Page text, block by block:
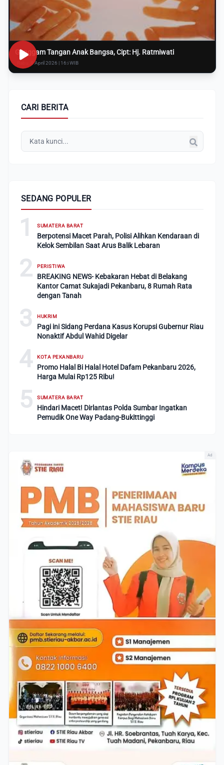
Genggam Tangan Anak Bangsa, Cipt: Hj. Ratmiwati
Rabu, 8 April 2026 | 16:i WIB
CARI BERITA
SEDANG POPULER
1 SUMATERA BARAT
Berpotensi Macet Parah, Polisi Alihkan Kendaraan di
Kelok Sembilan Saat Arus Balik Lebaran
2 PERISTIWA
BREAKING NEWS- Kebakaran Hebat di Belakang
Kantor Camat Sukajadi Pekanbaru, 8 Rumah Rata
dengan Tanah
3 HUKRIM
Pagi ini Sidang Perdana Kasus Korupsi Gubernur Riau
Nonaktif Abdul Wahid Digelar
4 KOTA PEKANBARU
Promo Halal Bi Halal Hotel Dafam Pekanbaru 2026,
Harga Mulai Rp125 Ribu!
5 SUMATERA BARAT
Hindari Macet! Dirlantas Polda Sumbar Ingatkan
Pemudik One Way Padang-Bukittinggi
Ad